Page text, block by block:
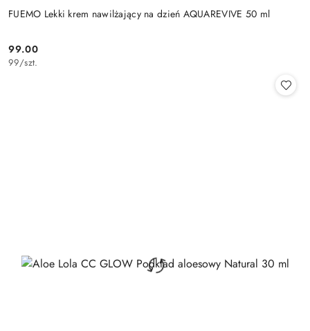
FUEMO Lekki krem nawilżający na dzień AQUAREVIVE 50 ml
Cena:
99.00
99/szt.